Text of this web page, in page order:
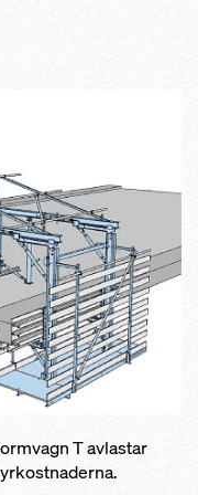
T avlastar